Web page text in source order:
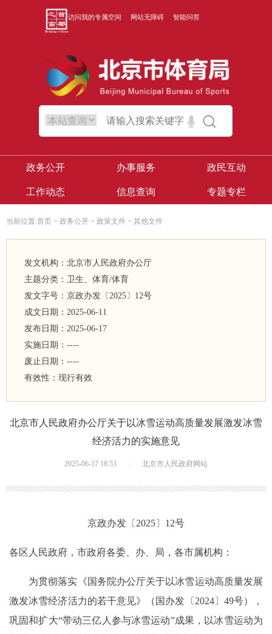
访问我的专属空间 网站无障碍 智能问答
政务公开 办事服务 政民互动
工作动态 信息查询 专题专栏
当前位置:首页 > 政务公开 > 政策文件 > 其他文件
发文机构：北京市人民政府办公厅
主题分类： 卫生、体育/体育
发文字号： 京政办发〔 2025〕 12号
成文日期： 2025-06-11
发布日期： 2025-06-17
实施日期： ----
废止日期： ----
有效性： 现行有效
北京市人民政府办公厅关于以冰雪运动高质量发展激发冰雪
经济活力的实施意见
2025-06-17 18:53 北京市人民政府网站
京政办发〔2025〕12号
各区人民政府，市政府各委、办、局，各市属机构：
为贯彻落实《国务院办公厅关于以冰雪运动高质量发展
激发冰雪经济活力的若干意见》（国办发〔2024〕49号），
巩固和扩大“带动三亿人参与冰雪运动”成果，以冰雪运动为